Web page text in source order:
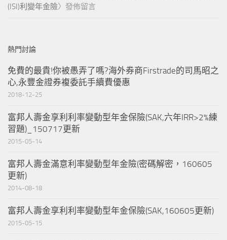
(ISI)利變年金險〉發佈留言
熱門討論
免費的最貴!你被愚弄了嗎?海外券商Firstrade的司馬昭之
心,永豐金證券複委託手續費優惠
2018-12-25
富邦人壽金享利利率變動型年金保險(SAK,六年IRR>2%練
習題)_150717更新
2015-05-14
富邦人壽金滿意利率變動型年金險(密碼解密，160605
更新)
2014-08-18
富邦人壽金享利利率變動型年金保險(SAK,160605更新)
2015-05-15